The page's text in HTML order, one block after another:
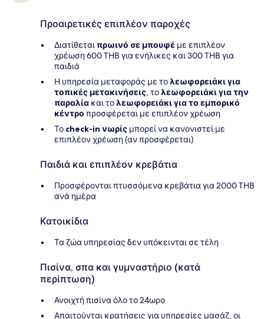
Προαιρετικές επιπλέον παροχές
Διατίθεταιπρωινό σε μπουφέ με επιπλέον
χρέωση 600 THB για ενήλικες και 300 THB για
παιδιά
Η υπηρεσία μεταφοράς με τολεωφορειάκι για
τοπικές μετακινήσεις, τολεωφορειάκι για την
παραλία και τολεωφορειάκι για το εμπορικό
κέντρο προσφέρεται με επιπλέον χρέωση
Το check-in νωρίς μπορεί να κανονιστεί με
επιπλέον χρέωση (αν προσφέρεται)
Παιδιά και επιπλέον κρεβάτια
Προσφέρονται πτυσσόμενα κρεβάτια για 2000 THB
ανά ημέρα
Κατοικίδια
Τα ζώα υπηρεσίας δεν υπόκεινται σε τέλη
Πισίνα, σπα και γυμναστήριο (κατά
περίπτωση)
Ανοιχτή πισίνα όλο το 24ωρο
Απαιτούνται κρατήσεις για υπηρεσίες μασάζ, οι